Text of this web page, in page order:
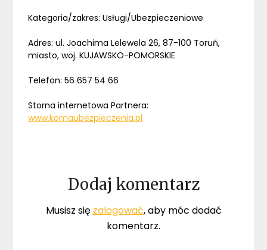
Kategoria/zakres: Usługi/Ubezpieczeniowe
Adres: ul. Joachima Lelewela 26, 87-100 Toruń,
miasto, woj. KUJAWSKO-POMORSKIE
Telefon: 56 657 54 66
Storna internetowa Partnera:
www.komaubezpieczenia.pl
Dodaj komentarz
Musisz się zalogować, aby móc dodać
komentarz.